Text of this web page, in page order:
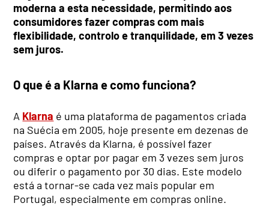
moderna a esta necessidade, permitindo aos
consumidores fazer compras com mais
flexibilidade, controlo e tranquilidade, em 3 vezes
sem juros.
O que é a Klarna e como funciona?
A Klarna é uma plataforma de pagamentos criada
na Suécia em 2005, hoje presente em dezenas de
países. Através da Klarna, é possível fazer
compras e optar por pagar em 3 vezes sem juros
ou diferir o pagamento por 30 dias. Este modelo
está a tornar-se cada vez mais popular em
Portugal, especialmente em compras online.